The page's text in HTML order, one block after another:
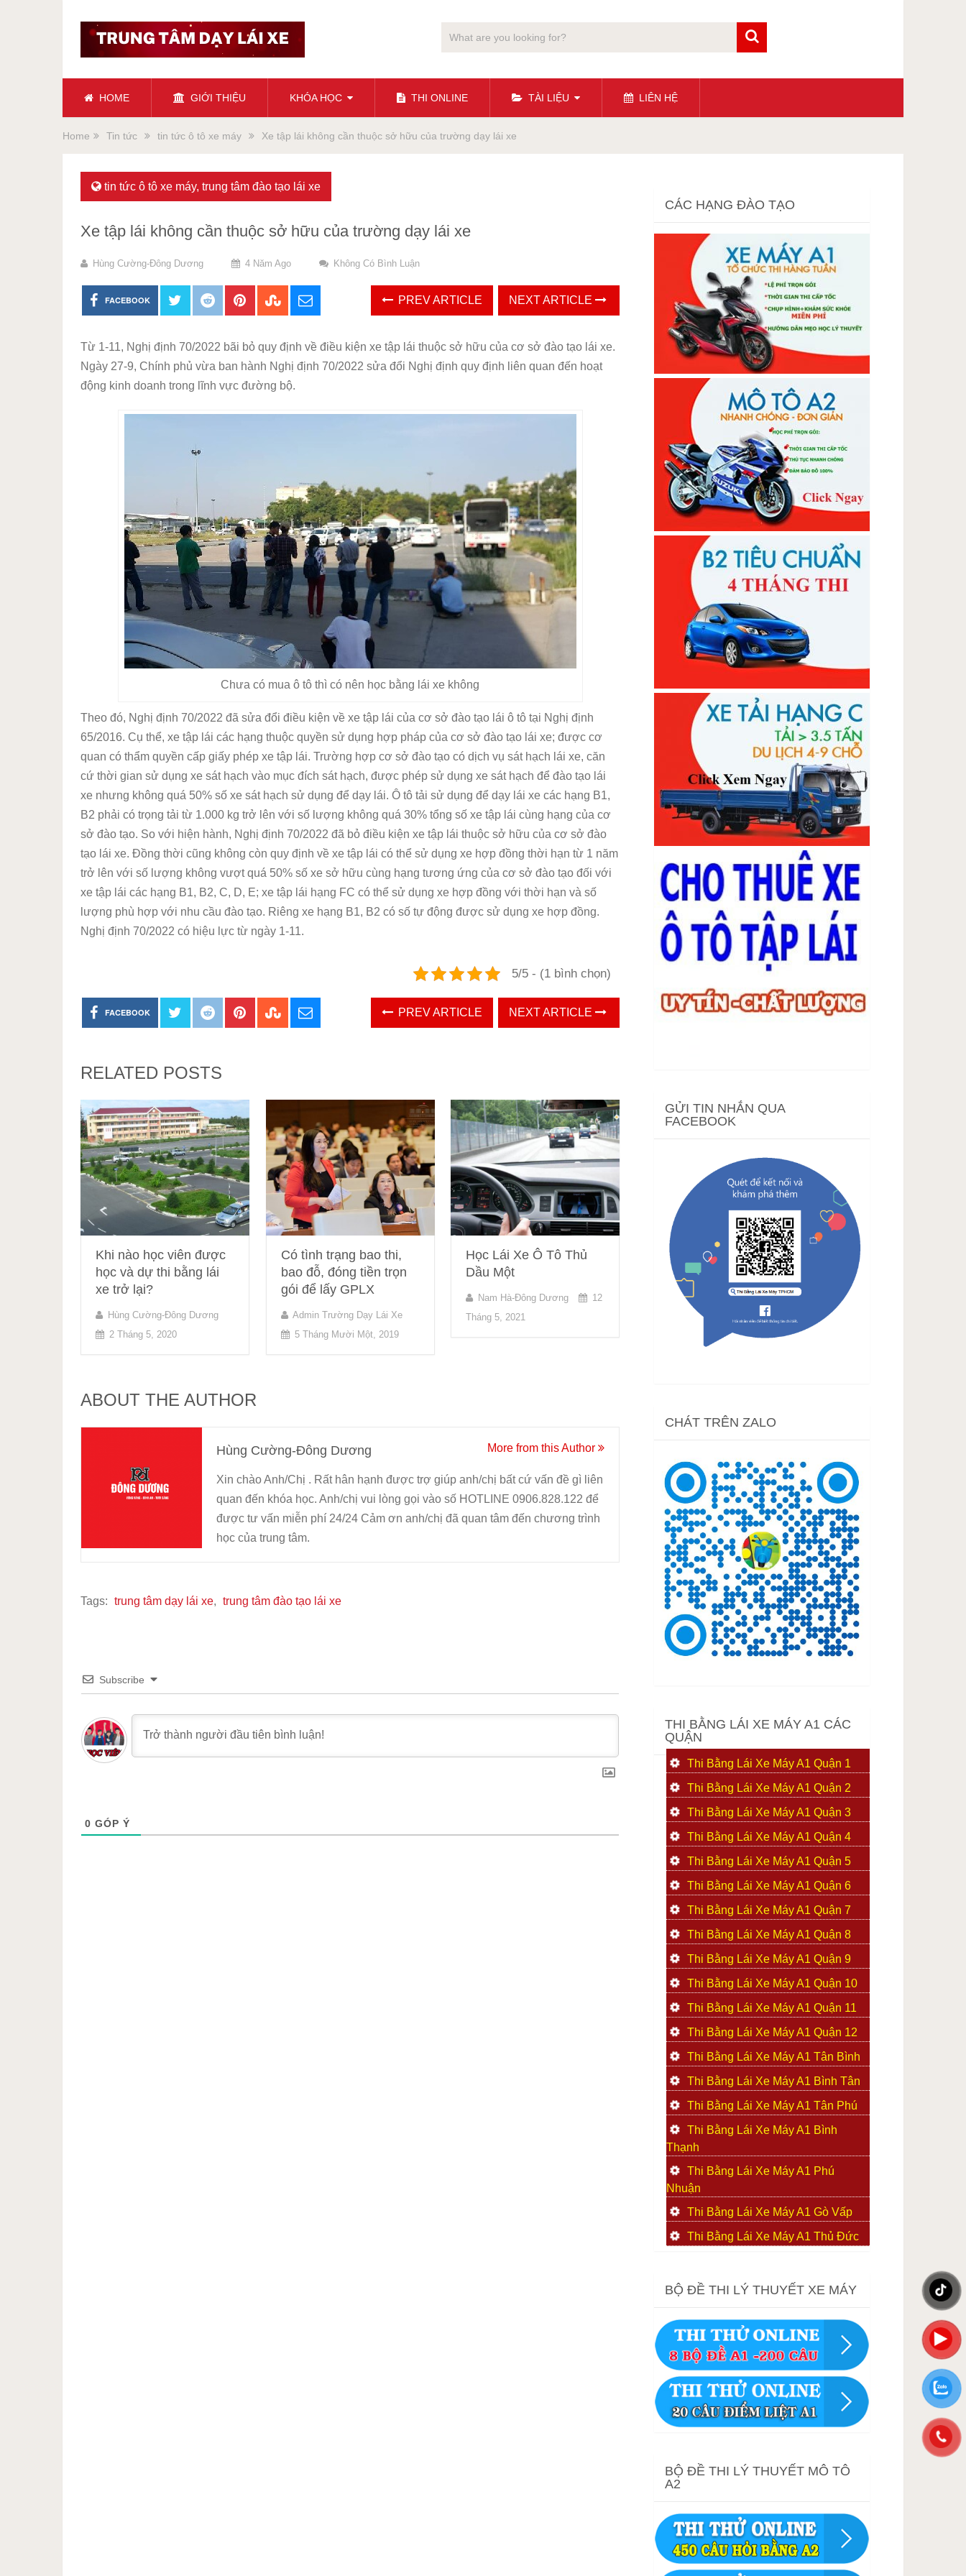
HOME GIỚI THIỆU KHÓA HỌC THI ONLINE TÀI LIỆU LIÊN HỆ
Home Tin tức tin tức ô tô xe máy Xe tập lái không cần thuộc sở hữu của trường dạy lái xe
tin tức ô tô xe máy, trung tâm đào tạo lái xe
Xe tập lái không cần thuộc sở hữu của trường dạy lái xe
Hùng Cường-Đông Dương 4 Năm Ago Không Có Bình Luận
FACEBOOK PREV ARTICLE NEXT ARTICLE
Từ 1-11, Nghị định 70/2022 bãi bỏ quy định về điều kiện xe tập lái thuộc sở hữu của cơ sở đào tạo lái xe.
Ngày 27-9, Chính phủ vừa ban hành Nghị định 70/2022 sửa đổi Nghị định quy định liên quan đến hoạt
động kinh doanh trong lĩnh vực đường bộ.
Chưa có mua ô tô thì có nên học bằng lái xe không
Theo đó, Nghị định 70/2022 đã sửa đổi điều kiện về xe tập lái của cơ sở đào tạo lái ô tô tại Nghị định
65/2016. Cụ thể, xe tập lái các hạng thuộc quyền sử dụng hợp pháp của cơ sở đào tạo lái xe; được cơ
quan có thẩm quyền cấp giấy phép xe tập lái. Trường hợp cơ sở đào tạo có dịch vụ sát hạch lái xe, căn
cứ thời gian sử dụng xe sát hạch vào mục đích sát hạch, được phép sử dụng xe sát hạch để đào tạo lái
xe nhưng không quá 50% số xe sát hạch sử dụng để dạy lái. Ô tô tải sử dụng để dạy lái xe các hạng B1,
B2 phải có trọng tải từ 1.000 kg trở lên với số lượng không quá 30% tổng số xe tập lái cùng hạng của cơ
sở đào tạo. So với hiện hành, Nghị định 70/2022 đã bỏ điều kiện xe tập lái thuộc sở hữu của cơ sở đào
tạo lái xe. Đồng thời cũng không còn quy định về xe tập lái có thể sử dụng xe hợp đồng thời hạn từ 1 năm
trở lên với số lượng không vượt quá 50% số xe sở hữu cùng hạng tương ứng của cơ sở đào tạo đối với
xe tập lái các hạng B1, B2, C, D, E; xe tập lái hạng FC có thể sử dụng xe hợp đồng với thời hạn và số
lượng phù hợp với nhu cầu đào tạo. Riêng xe hạng B1, B2 có số tự động được sử dụng xe hợp đồng.
Nghị định 70/2022 có hiệu lực từ ngày 1-11.
5/5 - (1 bình chọn)
FACEBOOK PREV ARTICLE NEXT ARTICLE
RELATED POSTS
Khi nào học viên được
học và dự thi bằng lái
xe trở lại?
Hùng Cường-Đông Dương
2 Tháng 5, 2020
Có tình trạng bao thi,
bao đỗ, đóng tiền trọn
gói để lấy GPLX
Admin Trường Dạy Lái Xe
5 Tháng Mười Một, 2019
Học Lái Xe Ô Tô Thủ
Dầu Một
Nam Hà-Đông Dương
12
Tháng 5, 2021
ABOUT THE AUTHOR
Hùng Cường-Đông Dương More from this Author
Xin chào Anh/Chị . Rất hân hạnh được trợ giúp anh/chị bất cứ vấn đề gì liên
quan đến khóa học. Anh/chị vui lòng gọi vào số HOTLINE 0906.828.122 để
được tư vấn miễn phí 24/24 Cảm ơn anh/chị đã quan tâm đến chương trình
học của trung tâm.
Tags: trung tâm dạy lái xe, trung tâm đào tạo lái xe
Subscribe
0 GÓP Ý
CÁC HẠNG ĐÀO TẠO
GỬI TIN NHẮN QUA
FACEBOOK
CHÁT TRÊN ZALO
THI BẰNG LÁI XE MÁY A1 CÁC
QUẬN
Thi Bằng Lái Xe Máy A1 Quận 1
Thi Bằng Lái Xe Máy A1 Quận 2
Thi Bằng Lái Xe Máy A1 Quận 3
Thi Bằng Lái Xe Máy A1 Quận 4
Thi Bằng Lái Xe Máy A1 Quận 5
Thi Bằng Lái Xe Máy A1 Quận 6
Thi Bằng Lái Xe Máy A1 Quận 7
Thi Bằng Lái Xe Máy A1 Quận 8
Thi Bằng Lái Xe Máy A1 Quận 9
Thi Bằng Lái Xe Máy A1 Quận 10
Thi Bằng Lái Xe Máy A1 Quận 11
Thi Bằng Lái Xe Máy A1 Quận 12
Thi Bằng Lái Xe Máy A1 Tân Bình
Thi Bằng Lái Xe Máy A1 Bình Tân
Thi Bằng Lái Xe Máy A1 Tân Phú
Thi Bằng Lái Xe Máy A1 Bình
Thạnh
Thi Bằng Lái Xe Máy A1 Phú
Nhuận
Thi Bằng Lái Xe Máy A1 Gò Vấp
Thi Bằng Lái Xe Máy A1 Thủ Đức
BỘ ĐỀ THI LÝ THUYẾT XE MÁY
BỘ ĐỀ THI LÝ THUYẾT MÔ TÔ
A2